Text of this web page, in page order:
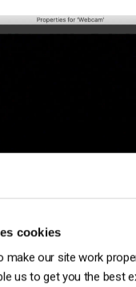
cookies
make our site work
us to get you the best